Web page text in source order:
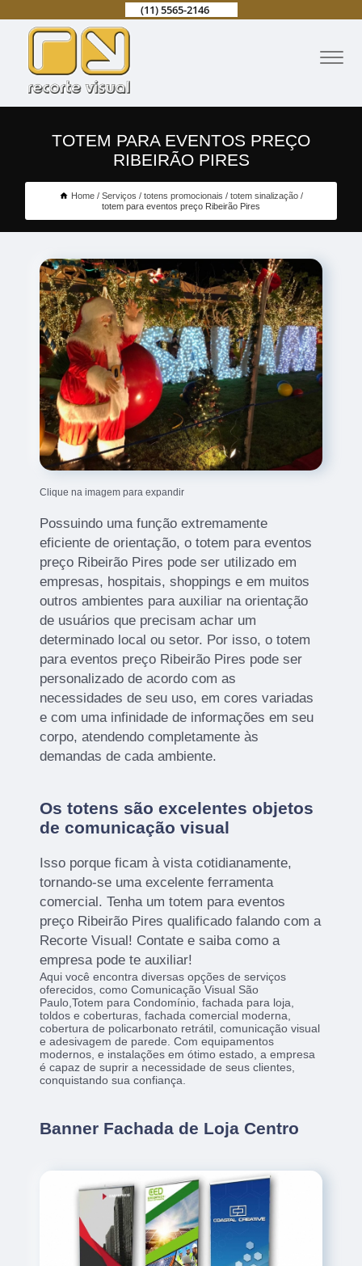
(11) 5565-2146
TOTEM PARA EVENTOS PREÇO
RIBEIRÃO PIRES
Home Serviços totens promocionais
totem sinalização
totem para eventos preço Ribeirão Pires
Clique na imagem para expandir
Possuindo uma função extremamente
eficiente de orientação, o totem para eventos
preço Ribeirão Pires pode ser utilizado em
empresas, hospitais, shoppings e em muitos
outros ambientes para auxiliar na orientação
de usuários que precisam achar um
determinado local ou setor. Por isso, o totem
para eventos preço Ribeirão Pires pode ser
personalizado de acordo com as
necessidades de seu uso, em cores variadas
e com uma infinidade de informações em seu
corpo, atendendo completamente às
demandas de cada ambiente.
Os totens são excelentes objetos
de comunicação visual
Isso porque ficam à vista cotidianamente,
tornando-se uma excelente ferramenta
comercial. Tenha um totem para eventos
preço Ribeirão Pires qualificado falando com a
Recorte Visual! Contate e saiba como a
empresa pode te auxiliar!
Aqui você encontra diversas opções de serviços
oferecidos, como Comunicação Visual São
Paulo,Totem para Condomínio, fachada para loja,
toldos e coberturas, fachada comercial moderna,
cobertura de policarbonato retrátil, comunicação visual
e adesivagem de parede. Com equipamentos
modernos, e instalações em ótimo estado, a empresa
é capaz de suprir a necessidade de seus clientes,
conquistando sua confiança.
Banner Fachada de Loja Centro